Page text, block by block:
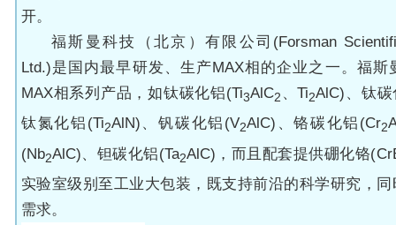
开。
福斯曼科技（北京）有限公司(Forsman
Ltd.)是国内最早研发、生产MAX相的企业之一。福斯
MAX相系列产品，如钛碳化铝(Ti3AlC2 、Ti2AlC)、钛碳
钛氮化铝(Ti2AlN)、钒碳化铝(V2AlC)、铬碳化铝(Cr2
(Nb2AlC)、钽碳化铝(Ta2AlC)，而且配套提供硼化铬(
实验室级别至工业大包装，既支持前沿的科学研究，
需求。